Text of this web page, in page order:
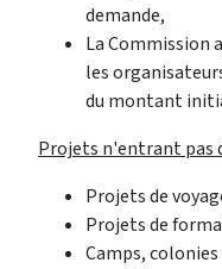
demande,
La Commission
les
du montant
​Projets n'entrant pas
Projets de
Projets de
Camps,